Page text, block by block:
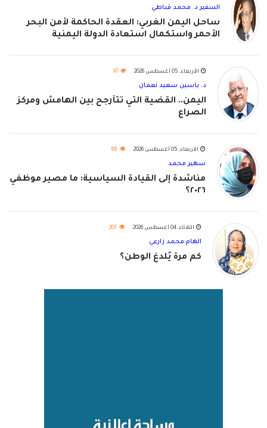
السفير د. محمد قباطي
ساحل اليمن الغربي: العقدة الحاكمة لأمن البحر
الأحمر واستكمال استعادة الدولة اليمنية
الأربعاء, 05 أغسطس 2026 97
د. ياسين سعيد نعمان
اليمن.. القضية التي تتأرجح بين الهامش ومركز
الصراع
الأربعاء, 05 أغسطس 2026 88
سهير محمد
مناشدة إلى القيادة السياسية: ما مصير موظفي
٢٠٢٦؟
الثلاثاء, 04 أغسطس 2026 201
الهام محمد زارعي
كم مرة يُلدغ الوطن؟